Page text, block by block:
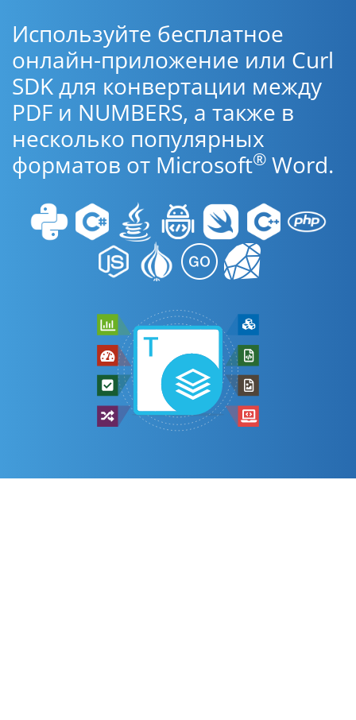
Используйте бесплатное
онлайн-приложение или Curl
SDK для конвертации между
PDF и NUMBERS, а также в
несколько популярных
форматов от Microsoft® Word.